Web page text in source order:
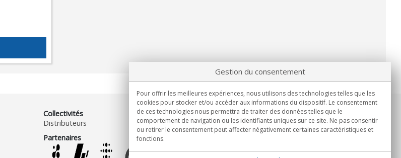
Collectivités
Distributeurs
Partenaires
Informations
Lun.-Ven. 9h00 - 15h00.
Livraison en
Gestion du consentement
Pour offrir les meilleures expériences, nous utilisons des technologies telles que les
cookies pour stocker et/ou accéder aux informations du dispositif. Le consentement
de ces technologies nous permettra de traiter des données telles que le
comportement de navigation ou les identifiants uniques sur ce site. Ne pas consentir
ou retirer le consentement peut affecter négativement certaines caractéristiques et
fonctions.